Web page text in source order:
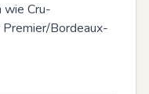
wie Cru-
Premier/Bordeaux-